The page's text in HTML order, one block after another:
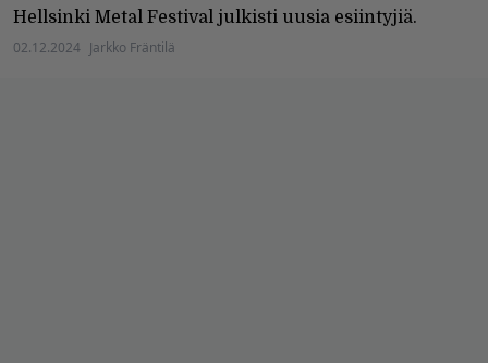
Hellsinki Metal Festival julkisti uusia esiintyjiä.
02.12.2024 Jarkko Fräntilä